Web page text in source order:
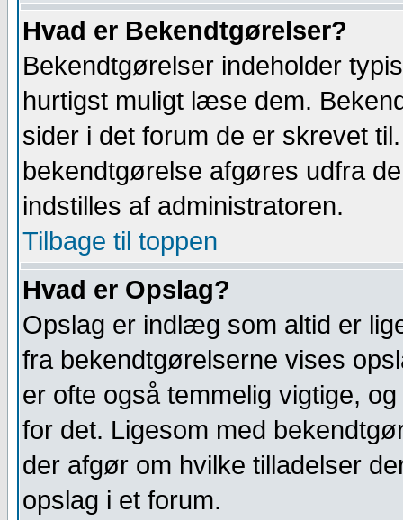
Hvad er Bekendtgørelser?
Bekendtgørelser indeholder
hurtigst muligt læse dem.
sider i det forum de er skrevet
bekendtgørelse afgøres udfra
indstilles af administratoren.
Tilbage til toppen
Hvad er Opslag?
Opslag er indlæg som altid er
fra bekendtgørelserne vises
er ofte også temmelig vigtige,
for det. Ligesom med
der afgør om hvilke tilladelser
opslag i et forum.